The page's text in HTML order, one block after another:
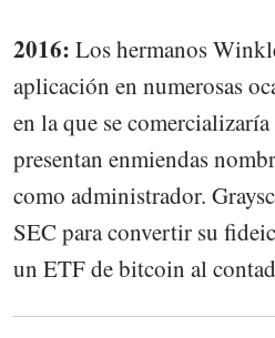
2016: Los hermanos
aplicación en numerosas
en la que se
presentan enmiendas
como administrador.
SEC para convertir su
un ETF de bitcoin al